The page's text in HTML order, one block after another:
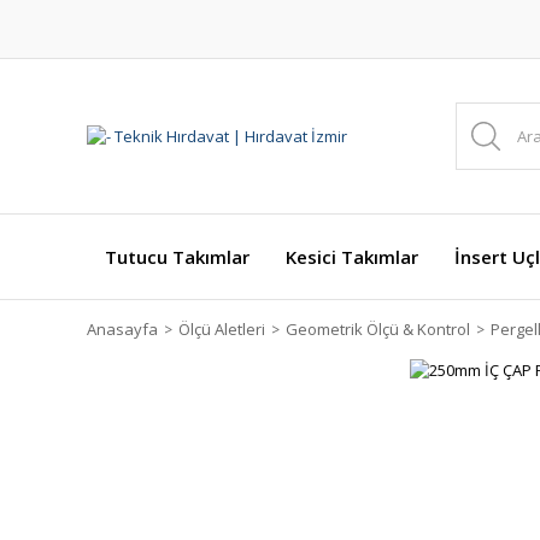
Tutucu Takımlar Kesici Takımlar İnsert
Anasayfa Ölçü Aletleri Geometrik Ölçü & Kontrol